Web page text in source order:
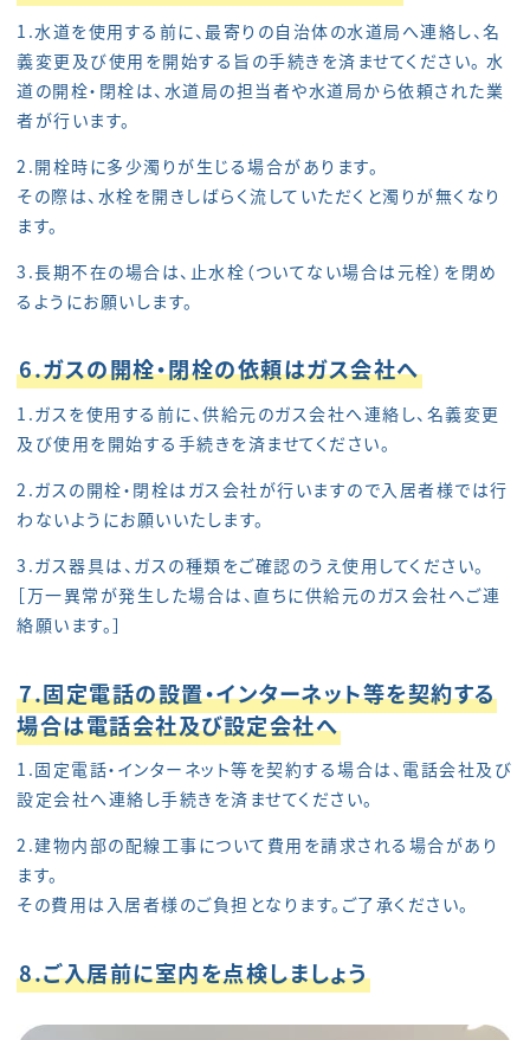
1.水道を使用する前に、最寄りの自治体の水道局へ連絡し、名
義変更及び使用を開始する旨の手続きを済ませてください。 水
道の開栓・閉栓は、水道局の担当者や水道局から依頼された業
者が行います。
2.開栓時に多少濁りが生じる場合があります。
その際は、水栓を開きしばらく流していただくと濁りが無くなり
ます。
3.長期不在の場合は、止水栓（ついてない場合は元栓）を閉め
るようにお願いします。
6.ガスの開栓・閉栓の依頼はガス会社へ
1.ガスを使用する前に、供給元のガス会社へ連絡し、名義変更
及び使用を開始する手続きを済ませてください。
2.ガスの開栓・閉栓はガス会社が行いますので入居者様では行
わないようにお願いいたします。
3.ガス器具は、ガスの種類をご確認のうえ使用してください。
［万一異常が発生した場合は、直ちに供給元のガス会社へご連
絡願います。］
7.固定電話の設置・インターネット等を契約する
場合は電話会社及び設定会社へ
1.固定電話・インターネット等を契約する場合は、電話会社及び
設定会社へ連絡し手続きを済ませてください。
2.建物内部の配線工事について費用を請求される場合があり
ます。
その費用は入居者様のご負担となります。ご了承ください。
8.ご入居前に室内を点検しましょう